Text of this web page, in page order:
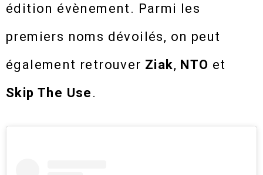
édition évènement. Parmi les
premiers noms dévoilés, on peut
également retrouver Ziak, NTO et
Skip The Use .